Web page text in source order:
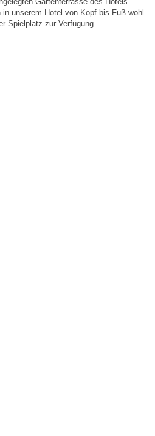
unserem Hotel von Kopf bis Fuß wohl
Spielplatz zur Verfügung.